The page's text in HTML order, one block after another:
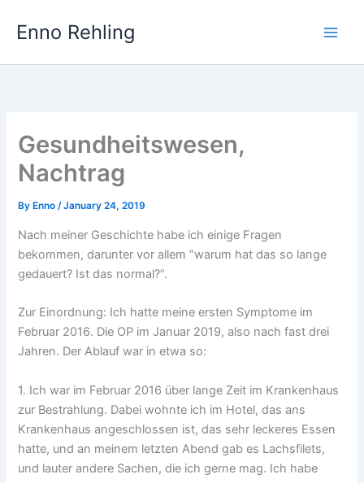
Enno Rehling
Gesundheitswesen,
Nachtrag
By Enno/January 24, 2019
Nach meiner Geschichte habe ich einige Fragen
bekommen, darunter vor allem “warum hat das so lange
gedauert? Ist das normal?”.
Zur Einordnung: Ich hatte meine ersten Symptome im
Februar 2016. Die OP im Januar 2019, also nach fast drei
Jahren. Der Ablauf war in etwa so:
1. Ich war im Februar 2016 über lange Zeit im Krankenhaus
zur Bestrahlung. Dabei wohnte ich im Hotel, das ans
Krankenhaus angeschlossen ist, das sehr leckeres Essen
hatte, und an meinem letzten Abend gab es Lachsfilets,
und lauter andere Sachen, die ich gerne mag. Ich habe